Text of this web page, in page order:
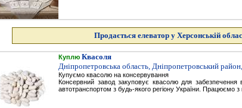
Продається елеватор у Херсонській
Куплю Квасоля
Дніпропетровська область, Дніпропетровський район,
Купуємо квасолю на консервування
Консервний завод закуповує квасолю для
автотранспортом з будь-якого регіону України. Працюємо з